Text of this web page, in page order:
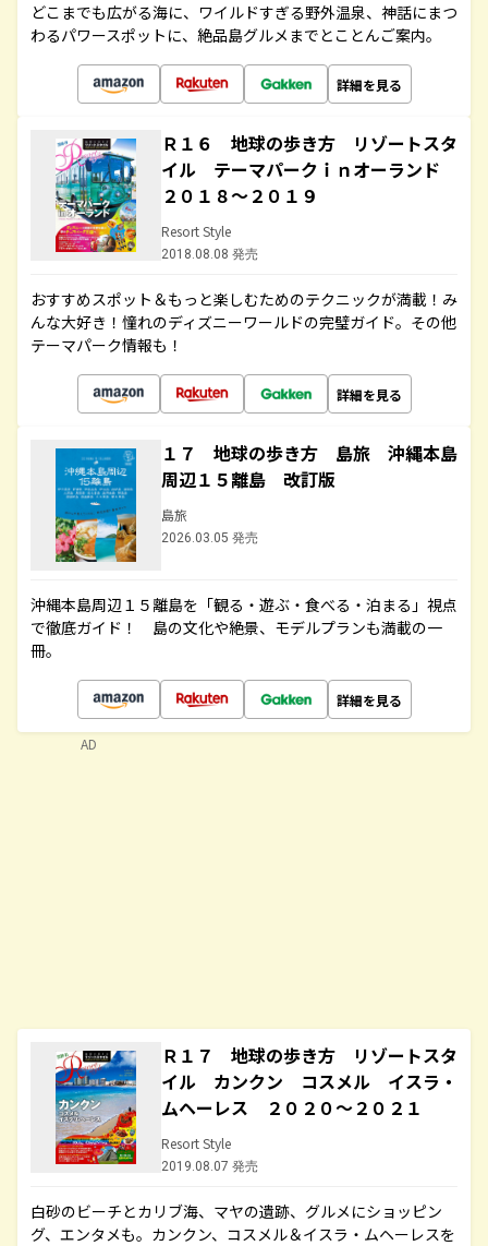
どこまでも広がる海に、ワイルドすぎる野外温泉、神話にまつ
わるパワースポットに、絶品島グルメまでとことんご案内。
詳細を見る
Ｒ１６ 地球の歩き方 リゾートスタ
イル テーマパークｉｎオーランド
２０１８～２０１９
Resort Style
2018.08.08 発売
おすすめスポット＆もっと楽しむためのテクニックが満載！み
んな大好き！憧れのディズニーワールドの完璧ガイド。その他
テーマパーク情報も！
詳細を見る
１７ 地球の歩き方 島旅 沖縄本島
周辺１５離島 改訂版
島旅
2026.03.05 発売
沖縄本島周辺１５離島を「観る・遊ぶ・食べる・泊まる」視点
で徹底ガイド！ 島の文化や絶景、モデルプランも満載の一
冊。
詳細を見る
Ｒ１７ 地球の歩き方 リゾートスタ
イル カンクン コスメル イスラ・
ムヘーレス ２０２０～２０２１
Resort Style
2019.08.07 発売
白砂のビーチとカリブ海、マヤの遺跡、グルメにショッピン
グ、エンタメも。カンクン、コスメル＆イスラ・ムヘーレスを
AD